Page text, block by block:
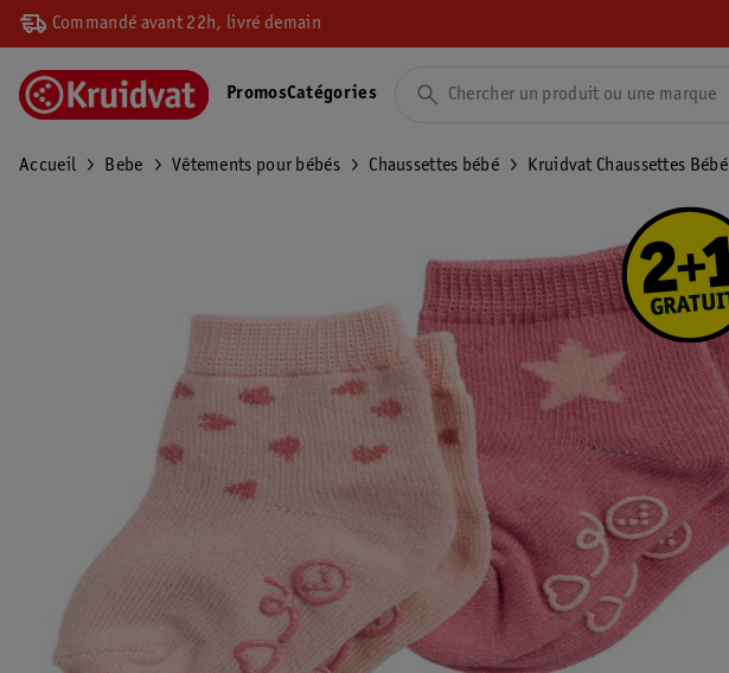
Commandé avant 22h, livré demain
PromosCatégories
Accueil Bebe Vêtements pour bébés Chaussettes bébé Kruidvat Chaussettes Bébé